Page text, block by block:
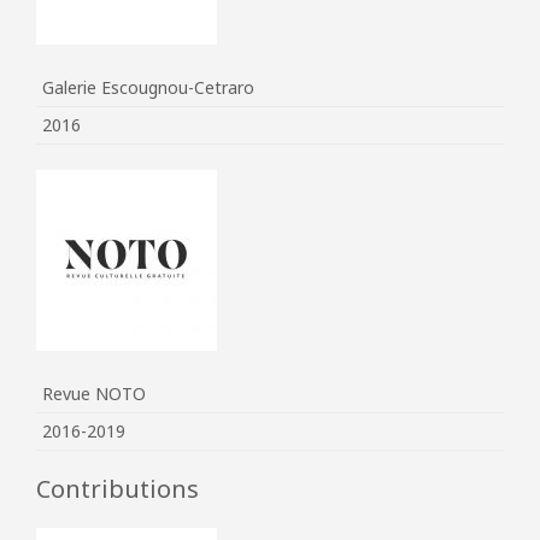
Galerie Escougnou-Cetraro
2016
Revue NOTO
2016-2019
Contributions